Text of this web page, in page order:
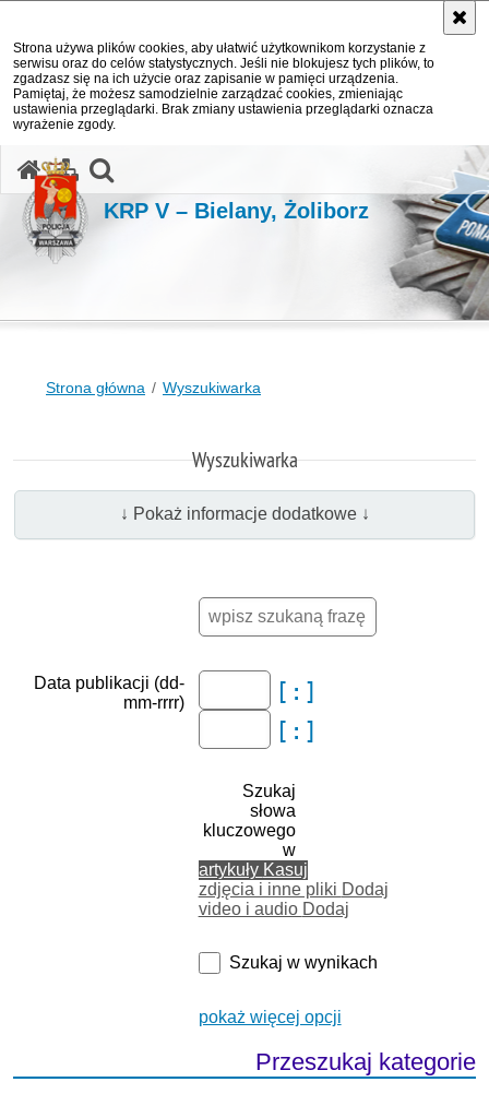
Strona używa plików cookies, aby ułatwić użytkownikom korzystanie z
serwisu oraz do celów statystycznych. Jeśli nie blokujesz tych plików, to
zgadzasz się na ich użycie oraz zapisanie w pamięci urządzenia.
Pamiętaj, że możesz samodzielnie zarządzać cookies, zmieniając
ustawienia przeglądarki. Brak zmiany ustawienia przeglądarki oznacza
wyrażenie zgody.
KRP V – Bielany, Żoliborz
Strona główna Wyszukiwarka
Wyszukiwarka
↓ Pokaż informacje dodatkowe ↓
Data publikacji (dd-
mm-rrrr)
Szukaj
słowa
kluczowego
w
artykuły Kasuj
zdjęcia i inne pliki Dodaj
video i audio Dodaj
Szukaj w wynikach
pokaż więcej opcji
Przeszukaj kategorie